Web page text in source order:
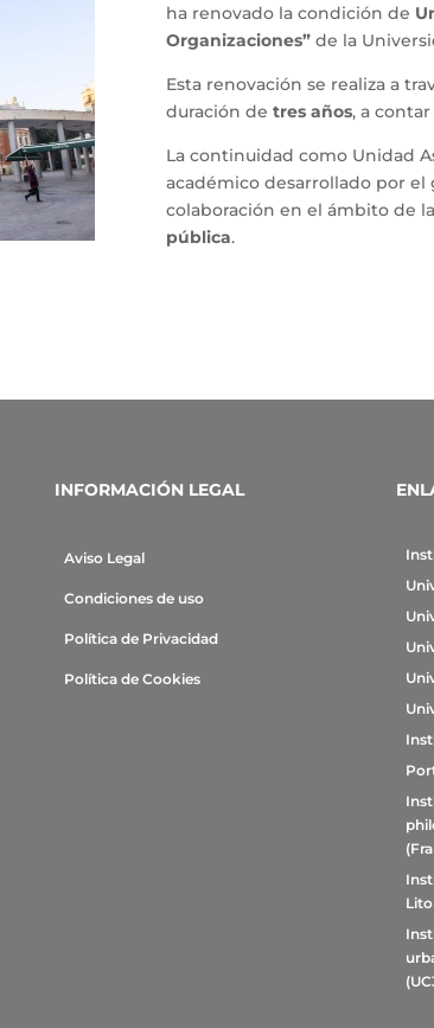
ha renovado la condición de
Organizaciones”de la
Esta renovación se realiza a
duración de tres años, a
La continuidad como Unidad
académico desarrollado por
colaboración en el ámbito de
pública.
INFORMACIÓN LEGAL
Aviso Legal
Condiciones de uso
Política de Privacidad
Política de Cookies